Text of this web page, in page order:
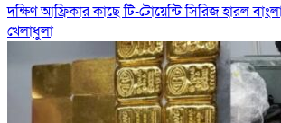
দক্ষিণ আফ্রিকার কাছে টি-টোয়েন্টি সিরিজ হারল
খেলাধুলা